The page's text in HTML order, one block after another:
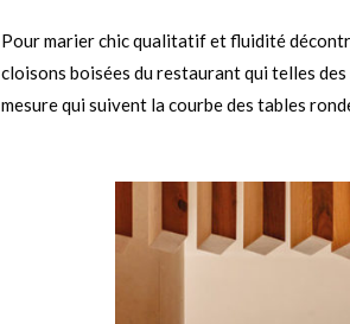
Pour marier chic qualitatif et fluidité
cloisons boisées du restaurant qui telles
mesure qui suivent la courbe des tables